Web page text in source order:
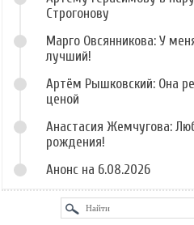
Строгонову
Марго Овсянникова: У
лучший!
Артём Рышковский: Она
ценой
Анастасия Жемчугова:
рождения!
Анонс на 6.08.2026